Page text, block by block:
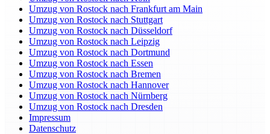
Umzug von Rostock nach Frankfurt am Main
Umzug von Rostock nach Stuttgart
Umzug von Rostock nach Düsseldorf
Umzug von Rostock nach Leipzig
Umzug von Rostock nach Dortmund
Umzug von Rostock nach Essen
Umzug von Rostock nach Bremen
Umzug von Rostock nach Hannover
Umzug von Rostock nach Nürnberg
Umzug von Rostock nach Dresden
Impressum
Datenschutz